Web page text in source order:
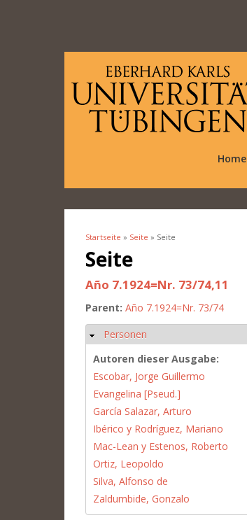
Home
Sie sind hier
Startseite » Seite » Seite
Seite
Año 7.1924=Nr. 73/74,11
Parent: Año 7.1924=Nr. 73/74
Ausblenden
Personen
Autoren dieser Ausgabe:
Escobar, Jorge Guillermo
Evangelina [Pseud.]
García Salazar, Arturo
Ibérico y Rodríguez, Mariano
Mac-Lean y Estenos, Roberto
Ortiz, Leopoldo
Silva, Alfonso de
Zaldumbide, Gonzalo